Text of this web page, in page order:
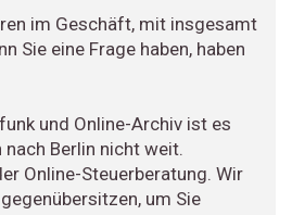
im Geschäft, mit insgesamt
Sie eine Frage haben, haben
und Online-Archiv ist es
Berlin nicht weit.
Online-Steuerberatung. Wir
um Sie